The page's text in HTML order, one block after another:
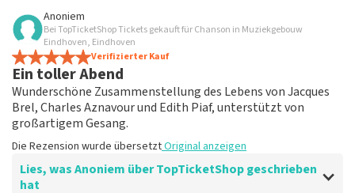
Bewertung von Anoniem über
Aber gute Infos
Schade, dass zwischen den im Theater gekauften
Tickets und euch viel Geld liegt. Der zusätzliche Betrag
pro Ticket betrug 35€, also 70€ teurer.
Die Rezension wurde übersetztOriginal anzeigen
Beste klant, Bedankt voor het schrijven van een review
op onze website. Uw feedback vinden wij erg belangrijk.
Antwort von TopTicketShop
Anoniem
Bei TopTicketShop Tickets gekauft für Chanson in Muziekgebouw
Eindhoven, Eindhoven
Verifizierter Kauf
Ein toller Abend
Wunderschöne Zusammenstellung des Lebens von Jacques
Brel, Charles Aznavour und Edith Piaf, unterstützt von
großartigem Gesang.
Die Rezension wurde übersetztOriginal anzeigen
Lies, was Anoniem über TopTicketShop geschrieben
hat